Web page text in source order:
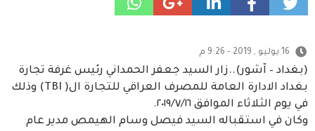
16 يوليو , 2019 - 9:26 م
(بغداد – آشور)..زار السيد جعفر الحمداني رئيس غرفة تجارة
بغداد الادارة العامة للمصرف العراقي للتجارة ال( TBI) وذلك
في يوم الثلاثاء الموافق ٢٠١٩/٧/١٦.
وكان في استقباله السيد فيصل وسام الهيمص مدير عام